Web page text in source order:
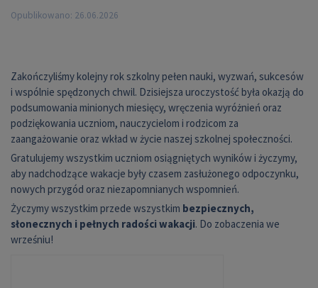
Opublikowano: 26.06.2026
Zakończyliśmy kolejny rok szkolny pełen nauki, wyzwań, sukcesów
i wspólnie spędzonych chwil. Dzisiejsza uroczystość była okazją do
podsumowania minionych miesięcy, wręczenia wyróżnień oraz
podziękowania uczniom, nauczycielom i rodzicom za
zaangażowanie oraz wkład w życie naszej szkolnej społeczności.
Gratulujemy wszystkim uczniom osiągniętych wyników i życzymy,
aby nadchodzące wakacje były czasem zasłużonego odpoczynku,
nowych przygód oraz niezapomnianych wspomnień.
Życzymy wszystkim przede wszystkim bezpiecznych,
słonecznych i pełnych radości wakacji. Do zobaczenia we
wrześniu!